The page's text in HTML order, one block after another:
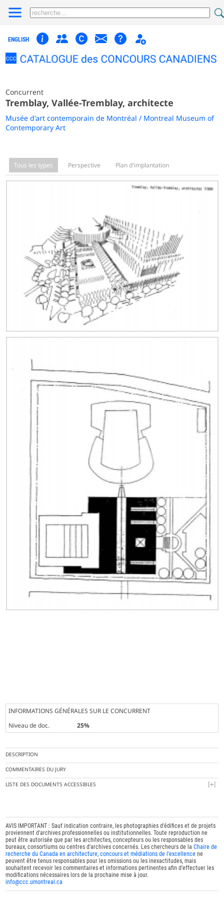
ENGLISH
Concurrent
Tremblay, Vallée-Tremblay, architecte
Musée d'art contemporain de Montréal / Montreal Museum of
Contemporary Art
Tous les types Perspective Plan d'implantation
INFORMATIONS GÉNÉRALES SUR LE CONCURRENT
Niveau de doc.
25%
DESCRIPTION
COMMENTAIRES DU JURY
LISTE DES DOCUMENTS ACCESSIBLES
AVIS IMPORTANT : Sauf indication contraire, les photographies d'édifices et de projets
proviennent d'archives professionnelles ou institutionnelles. Toute reproduction ne
peut être autorisée que par les architectes, concepteurs ou les responsables des
bureaux, consortiums ou centres d'archives concernés. Les chercheurs de laChaire de
recherche du Canada en architecture, concours et médiations de l'excellence ne
peuvent être tenus responsables pour les omissions ou les inexactitudes, mais
souhaitent recevoir les commentaires et informations pertinentes afin d'effectuer les
modifications nécessaires lors de la prochaine mise à jour.
info@ccc.umontreal.ca